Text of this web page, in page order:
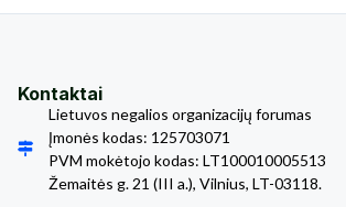
Kontaktai
Lietuvos negalios organizacijų forumas
Įmonės kodas: 125703071
PVM mokėtojo kodas: LT100010005513
Žemaitės g. 21 (III a.), Vilnius, LT-03118.